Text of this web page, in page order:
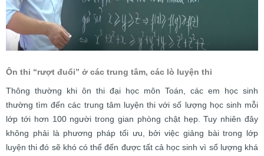
Ôn thi “rượt đuổi” ở các trung tâm, các lò luyện thi
Thông thường khi ôn thi đại học môn Toán, các em học sinh
thường tìm đến các trung tâm luyện thi với số lượng học sinh mỗi
lớp tới hơn 100 người trong gian phòng chật hẹp. Tuy nhiên đây
không phải là phương pháp tối ưu, bởi việc giảng bài trong lớp
luyện thi đó sẽ khó có thể đến được tất cả học sinh vì số lượng khá